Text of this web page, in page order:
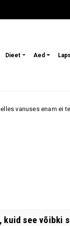
Dieet Aed Laps
ei tehta? 9.
kuid see võibki